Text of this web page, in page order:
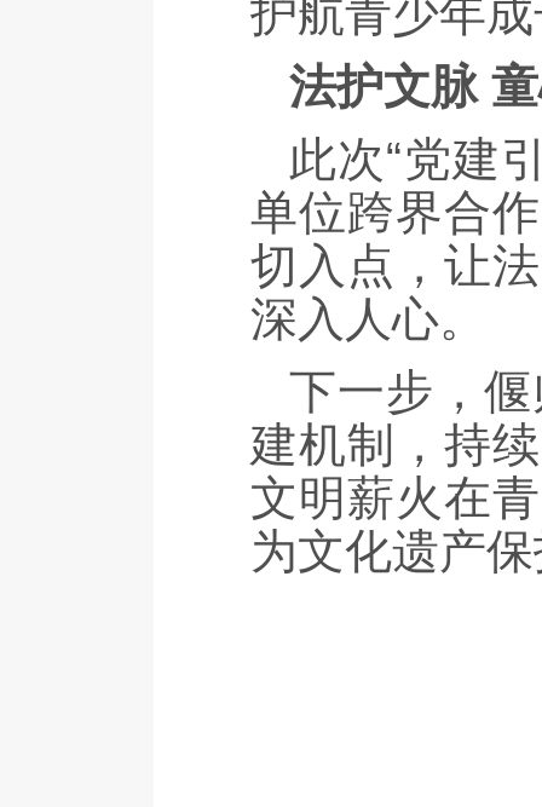
护航青少年
法护文脉
此次“党建
单位跨界合
切入点，让
深入人心。
下一步，
建机制，持
文明薪火在
为文化遗产